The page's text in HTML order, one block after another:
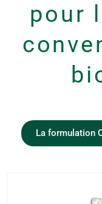
pour
La formulation